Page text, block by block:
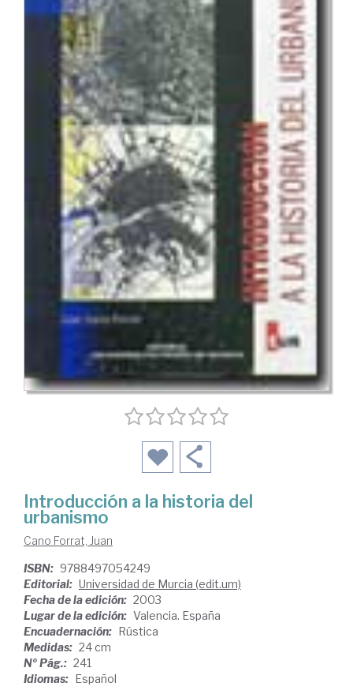
Introducción a la historia del
urbanismo
Cano Forrat, Juan
ISBN: 9788497054249
Editorial: Universidad de Murcia (edit.um)
Fecha de la edición: 2003
Lugar de la edición: Valencia. España
Encuadernación: Rústica
Medidas: 24 cm
Nº Pág.: 241
Idiomas: Español